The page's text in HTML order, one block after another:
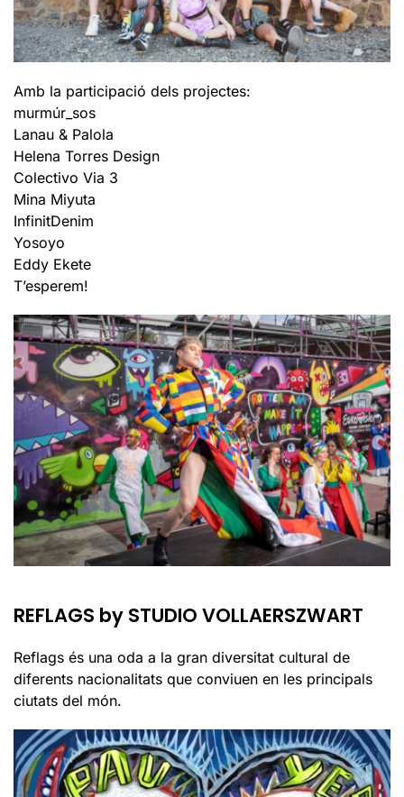
Amb la participació dels projectes:
murmúr_sos
Lanau & Palola
Helena Torres Design
Colectivo Via 3
Mina Miyuta
InfinitDenim
Yosoyo
Eddy Ekete
T’esperem!
REFLAGS by STUDIO VOLLAERSZWART
Reflags és una oda a la gran diversitat cultural de
diferents nacionalitats que conviuen en les principals
ciutats del món.